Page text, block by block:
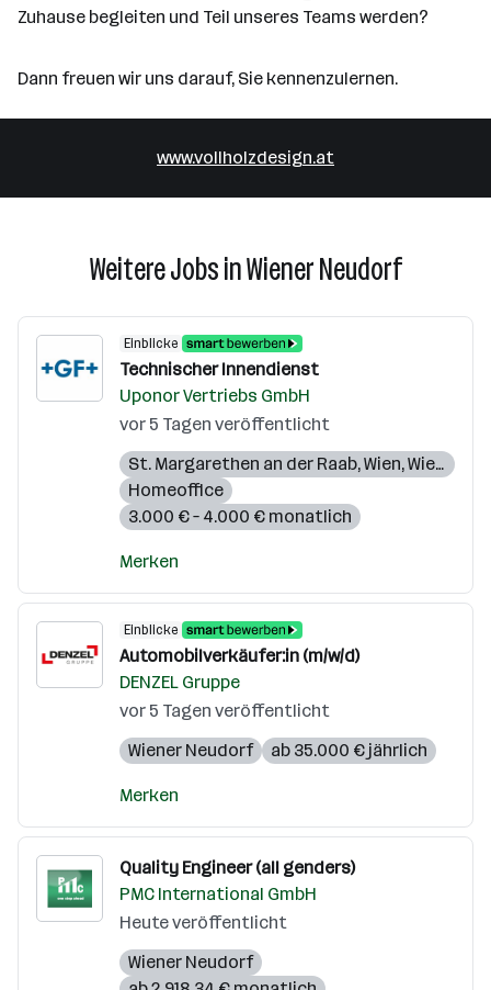
Zuhause begleiten und Teil unseres Teams werden?
Dann freuen wir uns darauf, Sie kennenzulernen.
www.vollholzdesign.at
Weitere Jobs in Wiener Neudorf
Einblicke
Technischer Innendienst
Uponor Vertriebs GmbH
vor 5 Tagen veröffentlicht
St. Margarethen an der Raab,Wien,Wiener Neudorf
Homeoffice
3.000 € – 4.000 € monatlich
Merken
Einblicke
Automobilverkäufer:in (m/w/d)
DENZEL Gruppe
vor 5 Tagen veröffentlicht
Wiener Neudorf
ab 35.000 € jährlich
Merken
Quality Engineer (all genders)
PMC International GmbH
Heute veröffentlicht
Wiener Neudorf